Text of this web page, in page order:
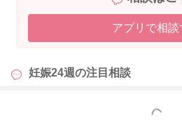
上昇などにより、強い疲労感を感じ
また、貧血傾向やもともとの低血圧
いる可能性もありそうです。
対策としては、鉄分の補給をメイン
アプリで相談
妊娠24週の注目相談
もっと見る